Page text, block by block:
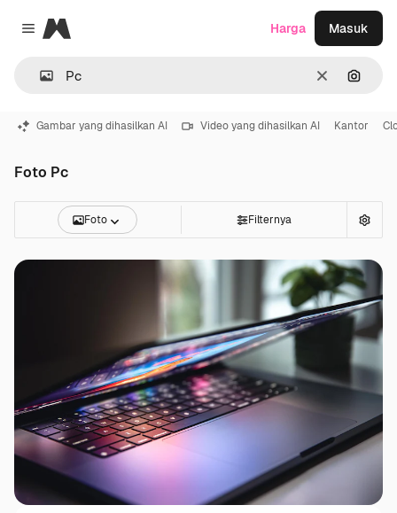
Close menu
Magnific
Jernih
Harga Masuk
Gambar yang dihasilkan AI Video yang dihasilkan AI Kantor
Foto Pc
Foto Filternya